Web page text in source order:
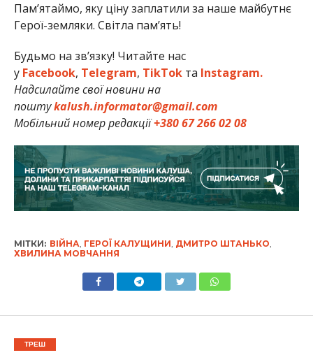
Памʼятаймо, яку ціну заплатили за наше майбутнє
Герої-земляки. Світла пам’ять!
Будьмо на зв’язку! Читайте нас
у Facebook, Telegram, TikTokта Instagram.
Надсилайте свої новини на
поштуkalush.informator@gmail.com
Мобільний номер редакції+380 67 266 02 08
МІТКИ: ВІЙНА ГЕРОЇ КАЛУЩИНИ ДМИТРО ШТАНЬКО
ХВИЛИНА МОВЧАННЯ
ТРЕШ